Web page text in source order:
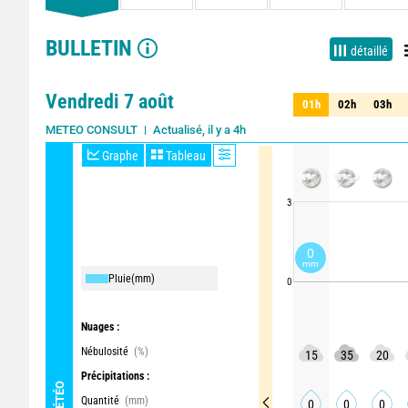
BULLETIN détaillé
Vendredi 7 août
METEO CONSULT Actualisé, il y a 4h
MÉTÉO
Graphe Tableau
Pluie(mm)
Nuages :
Nébulosité (%)
Précipitations :
Quantité (mm)
3
0
01h 02h 03h
01h 02h 03h
15 35 20
0 0 0
0
mm